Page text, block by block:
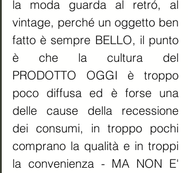
la moda guarda al retró, al
vintage, perché un oggetto ben
fatto è sempre BELLO, il punto
è che la cultura del
PRODOTTO OGGI è troppo
poco diffusa ed è forse una
delle cause della recessione
dei consumi, in troppo pochi
comprano la qualità e in troppi
la convenienza - MA NON E'